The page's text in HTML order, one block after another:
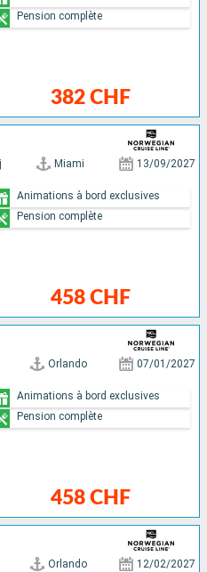
382 CHF
Pension complète
Miami 13/09/2027
458 CHF
Animations à bord exclusives
Pension complète
Orlando 07/01/2027
458 CHF
Animations à bord exclusives
Pension complète
Orlando 12/02/2027